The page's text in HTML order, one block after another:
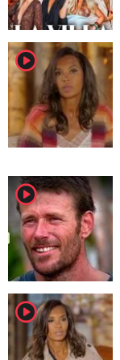
player2
player2
player2